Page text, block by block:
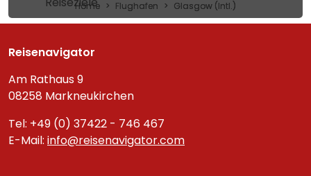
Home Flughafen Glasgow (Intl.)
Reisenavigator
Am Rathaus 9
08258 Markneukirchen
Tel: +49 (0) 37422 - 746 467
E-Mail: info@reisenavigator.com